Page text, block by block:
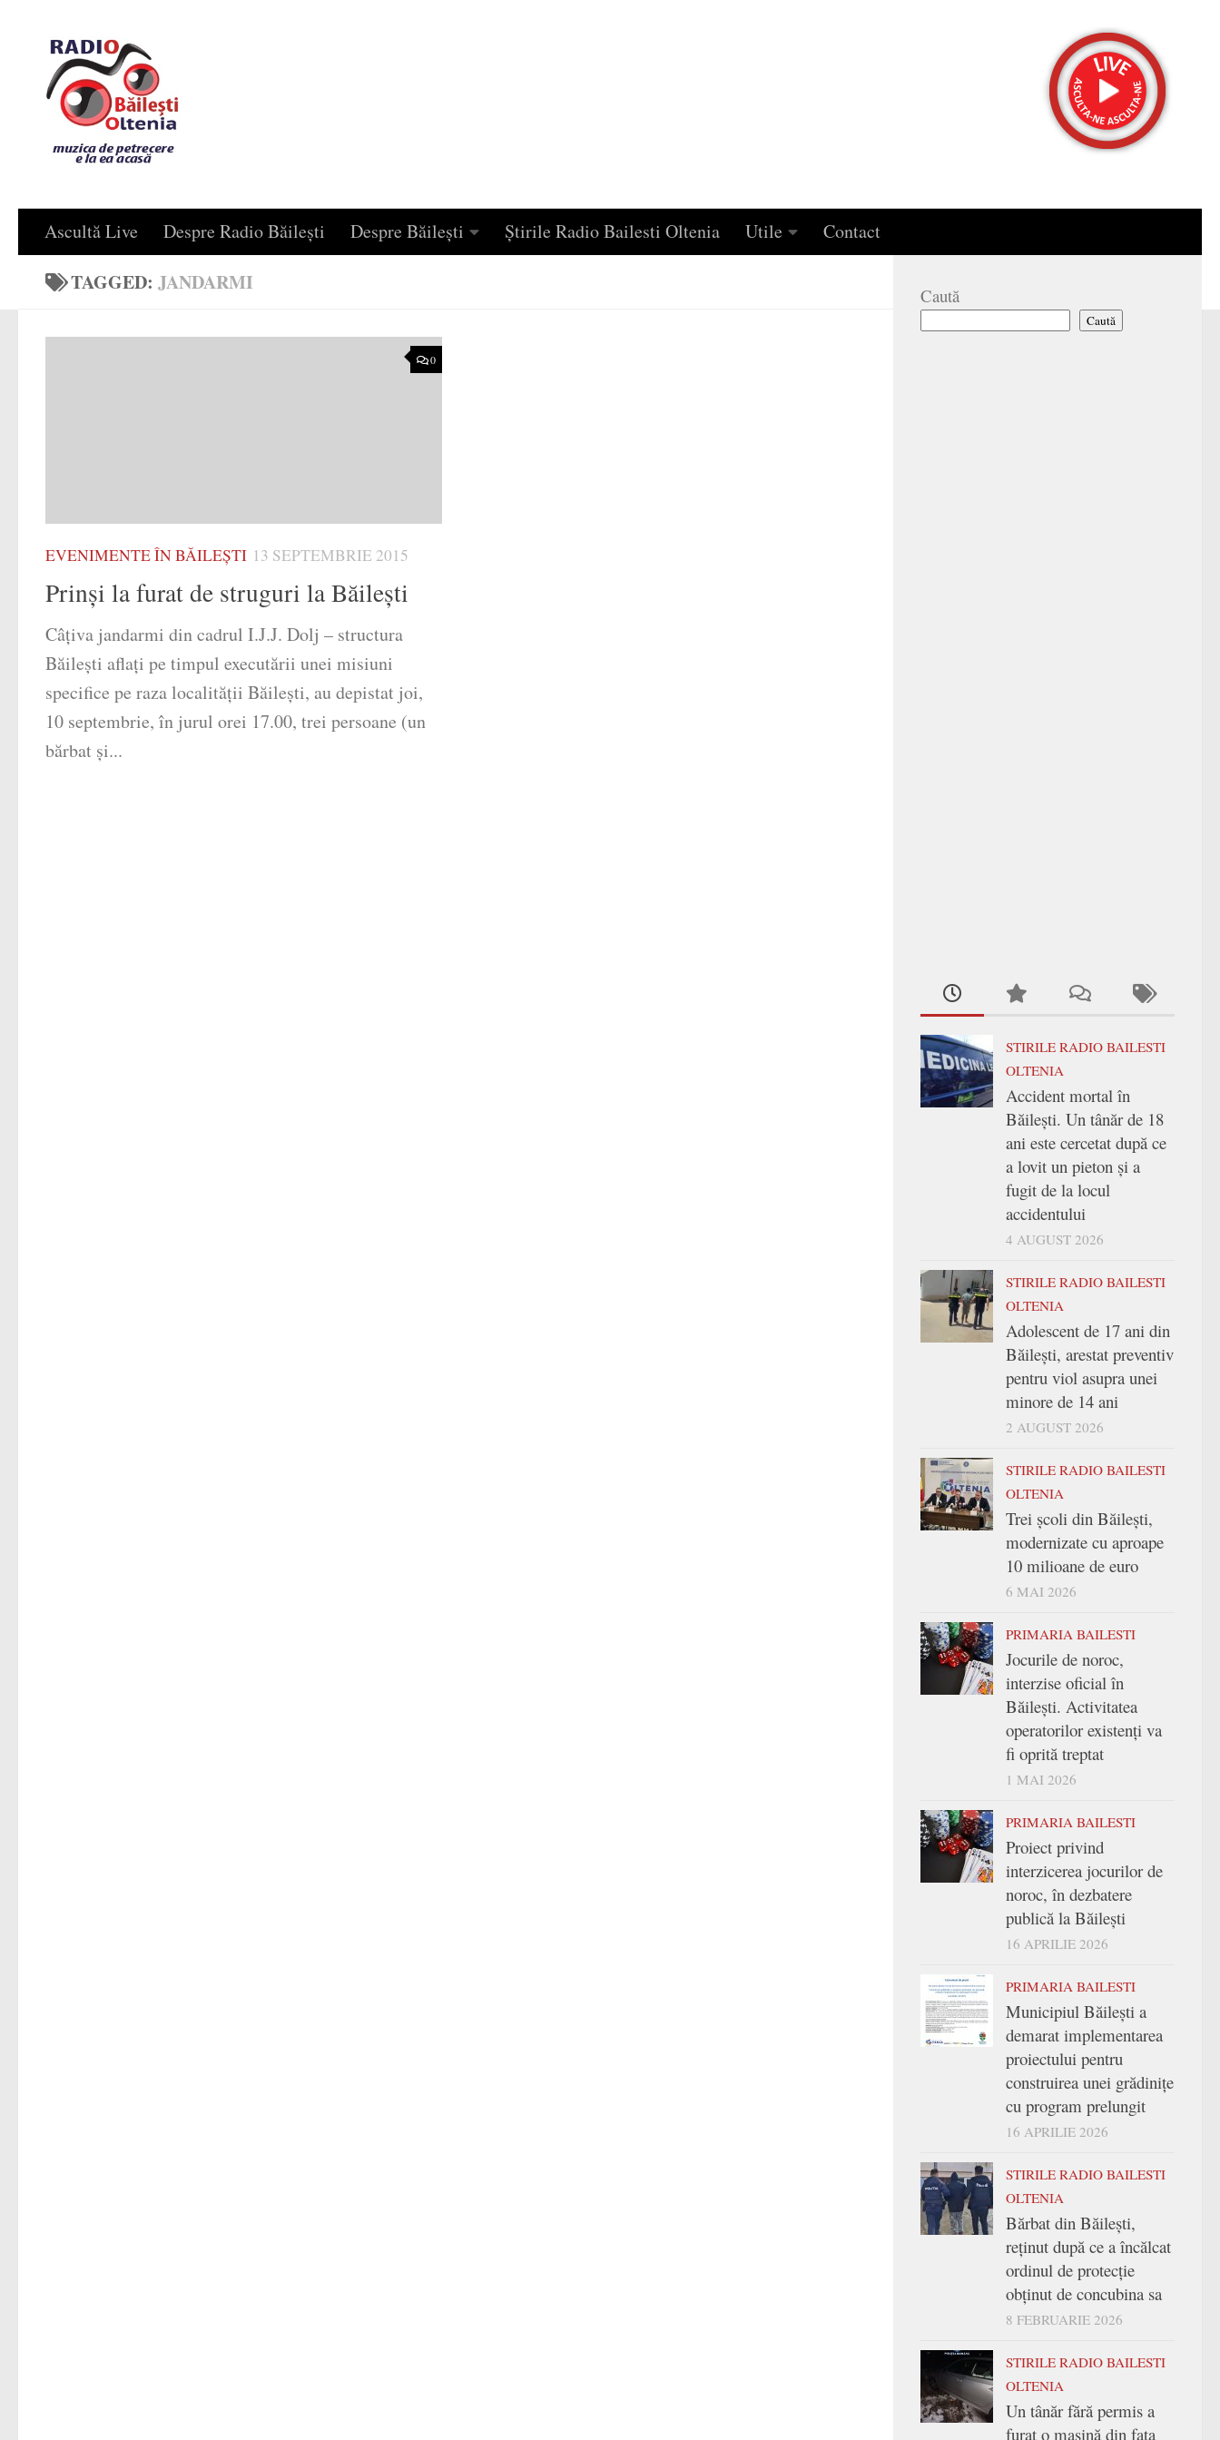
Ascultă Live Despre Radio Băilești Despre Băilești Știrile Radio Bailesti Oltenia Utile Contact
TAGGED: JANDARMI
0
EVENIMENTE ÎN BĂILEȘTI 13 SEPTEMBRIE 2015
Prinşi la furat de struguri la Băileşti
Câţiva jandarmi din cadrul I.J.J. Dolj – structura
Băileşti aflaţi pe timpul executării unei misiuni
specifice pe raza localităţii Băileşti, au depistat joi,
10 septembrie, în jurul orei 17.00, trei persoane (un
bărbat şi...
Caută
Caută
STIRILE RADIO BAILESTI
OLTENIA
Accident mortal în
Băilești. Un tânăr de 18
ani este cercetat după ce
a lovit un pieton și a
fugit de la locul
accidentului
4 AUGUST 2026
STIRILE RADIO BAILESTI
OLTENIA
Adolescent de 17 ani din
Băilești, arestat preventiv
pentru viol asupra unei
minore de 14 ani
2 AUGUST 2026
STIRILE RADIO BAILESTI
OLTENIA
Trei şcoli din Băileşti,
modernizate cu aproape
10 milioane de euro
6 MAI 2026
PRIMARIA BAILESTI
Jocurile de noroc,
interzise oficial în
Băilești. Activitatea
operatorilor existenți va
fi oprită treptat
1 MAI 2026
PRIMARIA BAILESTI
Proiect privind
interzicerea jocurilor de
noroc, în dezbatere
publică la Băilești
16 APRILIE 2026
PRIMARIA BAILESTI
Municipiul Băilești a
demarat implementarea
proiectului pentru
construirea unei grădinițe
cu program prelungit
16 APRILIE 2026
STIRILE RADIO BAILESTI
OLTENIA
Bărbat din Băilești,
reținut după ce a încălcat
ordinul de protecție
obținut de concubina sa
8 FEBRUARIE 2026
STIRILE RADIO BAILESTI
OLTENIA
Un tânăr fără permis a
furat o mașină din fața